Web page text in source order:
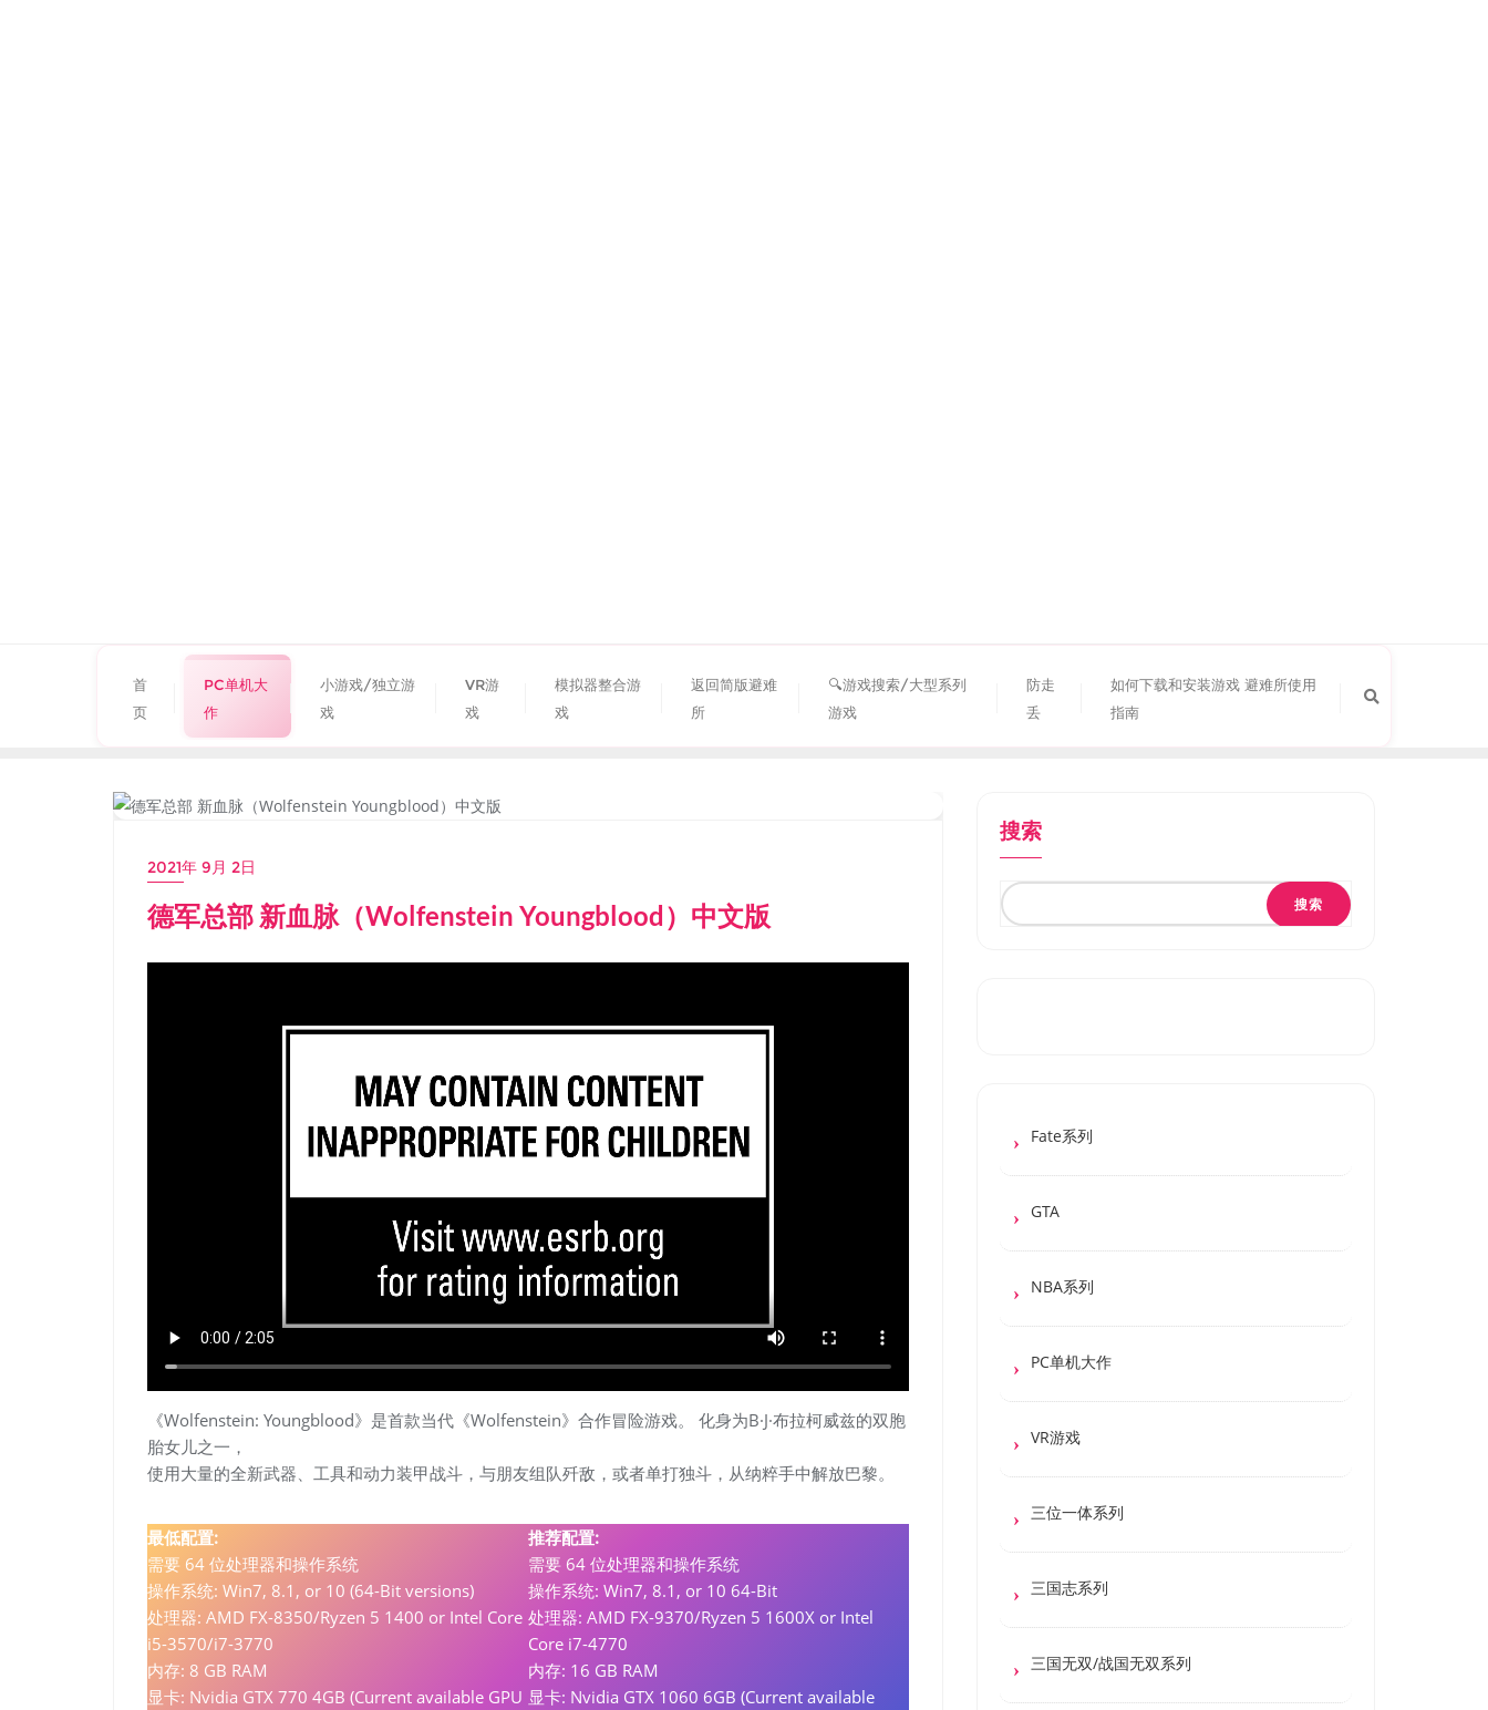
首
页
PC单机大
作
小游戏/独立游
戏
VR游
戏
模拟器整合游
戏
返回简版避难
所
🔍游戏搜索/大型系列
游戏
防走
丢
如何下载和安装游戏 避难所使用
指南
2021年 9月 2日
德军总部 新血脉（Wolfenstein Youngblood）中文版
《Wolfenstein: Youngblood》是首款当代《Wolfenstein》合作冒险游戏。 化身为B·J·布拉柯威兹的双胞
胎女儿之一，
使用大量的全新武器、工具和动力装甲战斗，与朋友组队歼敌，或者单打独斗，从纳粹手中解放巴黎。
最低配置:
需要 64 位处理器和操作系统
操作系统: Win7, 8.1, or 10 (64-Bit versions)
处理器: AMD FX-8350/Ryzen 5 1400 or Intel Core
i5-3570/i7-3770
内存: 8 GB RAM
显卡: Nvidia GTX 770 4GB (Current available GPU
推荐配置:
需要 64 位处理器和操作系统
操作系统: Win7, 8.1, or 10 64-Bit
处理器: AMD FX-9370/Ryzen 5 1600X or Intel
Core i7-4770
内存: 16 GB RAM
显卡: Nvidia GTX 1060 6GB (Current available
搜索
搜索
Fate系列
GTA
NBA系列
PC单机大作
VR游戏
三位一体系列
三国志系列
三国无双/战国无双系列